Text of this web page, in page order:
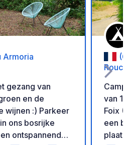
Armoria
gezang van
en de
wijnen :) Parkeer
ons bosrijke
ontspannend
van
Foix (09)! Inchecken
een